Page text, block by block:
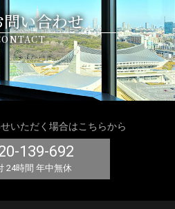
い合わせ
いただく場合はこちらから
139-692
24時間 年中無休